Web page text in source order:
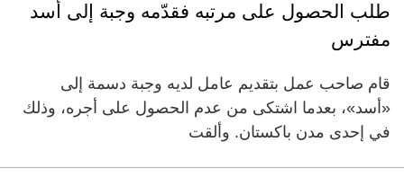
طلب الحصول على مرتبه فقدّمه وجبة إلى أسد
مفترس
قام صاحب عمل بتقديم عامل لديه وجبة دسمة إلى
«أسد»، بعدما اشتكى من عدم الحصول على أجره، وذلك
في إحدى مدن باكستان. وألقت